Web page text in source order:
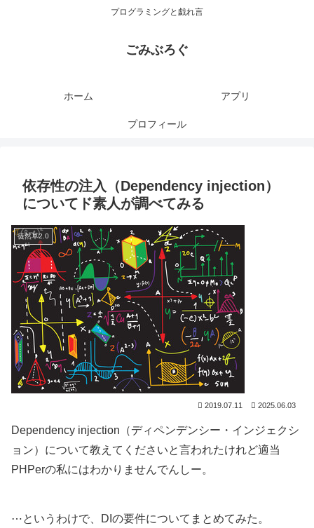
プログラミングと戯れ言
ごみぶろぐ
ホーム アプリ
プロフィール
依存性の注入（Dependency injection）
についてド素人が調べてみる
徒然草2.0
2019.07.11 2025.06.03
Dependency injection（ディペンデンシー・インジェクシ
ョン）について教えてくださいと言われたけれど適当
PHPerの私にはわかりませんでんしー。
⋯というわけで、DIの要件についてまとめてみた。